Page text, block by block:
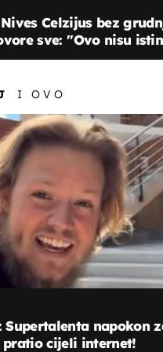
Celzijus bez
sve: ''Ovo nisu
I OVO
Supertalenta napokon
cijeli internet!